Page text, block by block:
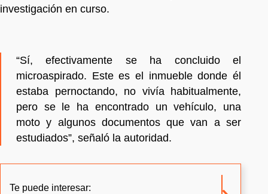
investigación en curso.
“Sí, efectivamente se ha concluido el
microaspirado. Este es el inmueble donde él
estaba pernoctando, no vivía habitualmente,
pero se le ha encontrado un vehículo, una
moto y algunos documentos que van a ser
estudiados”, señaló la autoridad.
Te puede interesar: